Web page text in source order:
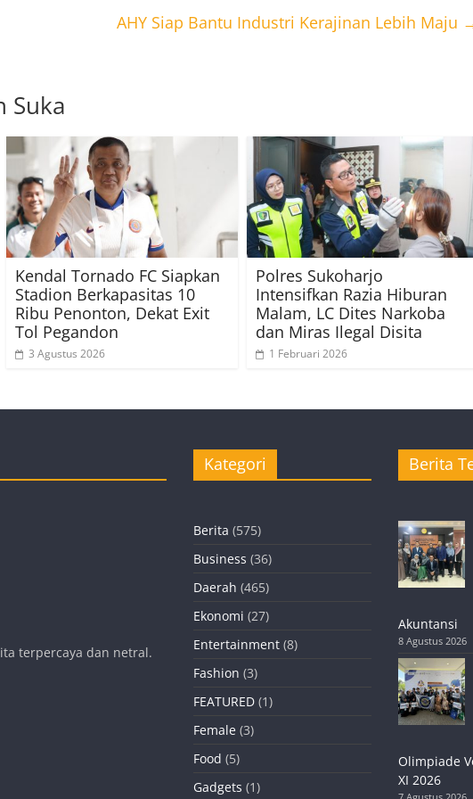
AHY Siap Bantu Industri Kerajinan Lebih Maju
Suka
Kendal Tornado FC Siapkan
Stadion Berkapasitas 10
Ribu Penonton, Dekat Exit
Tol Pegandon
3 Agustus 2026
Polres Sukoharjo
Intensifkan Razia Hiburan
Malam, LC Dites Narkoba
dan Miras Ilegal Disita
1 Februari 2026
terpercaya dan netral.
Kategori
Berita (575)
Business (36)
Daerah (465)
Ekonomi (27)
Entertainment (8)
Fashion (3)
FEATURED (1)
Female (3)
Food (5)
Gadgets (1)
Berita
Akuntansi
8 Agustus 2026
Olimpiade
XI 2026